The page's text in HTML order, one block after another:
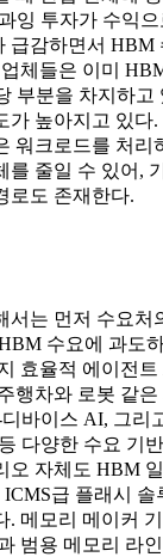
잉 투자가 수익
급감하면서 HBM
체들은 이미
부분을 차지하고
가 높아지고 있다
워크로드를 처리
를 줄일 수 있어,
로도 존재한다.
서는 먼저 수요처
수요에 과도
효율적 에이전트
행차와 로봇 같
바이스 AI, 그리
다양한 수요 기
오 자체도 HBM
급 플래시
. 메모리 메이커
범용 메모리 라